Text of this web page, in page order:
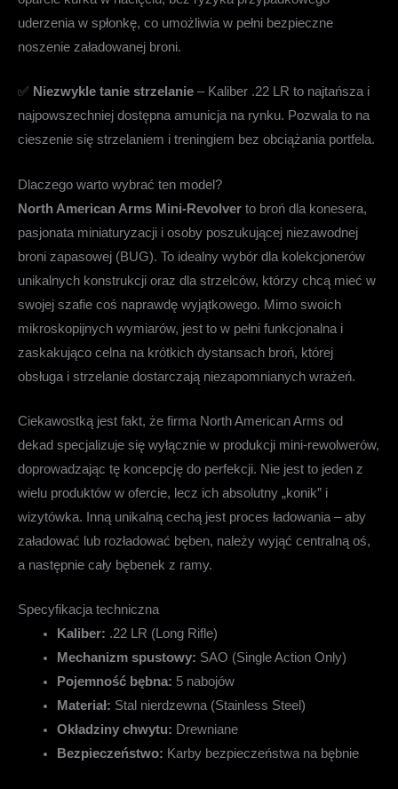
uderzenia w spłonkę, co umożliwia w pełni bezpieczne
noszenie załadowanej broni.
✅ Niezwykle tanie strzelanie – Kaliber .22 LR to najtańsza i
najpowszechniej dostępna amunicja na rynku. Pozwala to na
cieszenie się strzelaniem i treningiem bez obciążania portfela.
Dlaczego warto wybrać ten model?
North American Arms Mini-Revolver to broń dla konesera,
pasjonata miniaturyzacji i osoby poszukującej niezawodnej
broni zapasowej (BUG). To idealny wybór dla kolekcjonerów
unikalnych konstrukcji oraz dla strzelców, którzy chcą mieć w
swojej szafie coś naprawdę wyjątkowego. Mimo swoich
mikroskopijnych wymiarów, jest to w pełni funkcjonalna i
zaskakująco celna na krótkich dystansach broń, której
obsługa i strzelanie dostarczają niezapomnianych wrażeń.
Ciekawostką jest fakt, że firma North American Arms od
dekad specjalizuje się wyłącznie w produkcji mini-rewolwerów,
doprowadzając tę koncepcję do perfekcji. Nie jest to jeden z
wielu produktów w ofercie, lecz ich absolutny „konik” i
wizytówka. Inną unikalną cechą jest proces ładowania – aby
załadować lub rozładować bęben, należy wyjąć centralną oś,
a następnie cały bębenek z ramy.
Specyfikacja techniczna
Kaliber: .22 LR (Long Rifle)
Mechanizm spustowy: SAO (Single Action Only)
Pojemność bębna: 5 nabojów
Materiał: Stal nierdzewna (Stainless Steel)
Okładziny chwytu: Drewniane
Bezpieczeństwo: Karby bezpieczeństwa na bębnie